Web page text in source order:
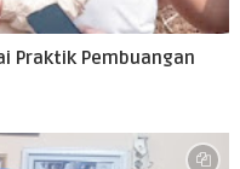
Praktik Pembuangan